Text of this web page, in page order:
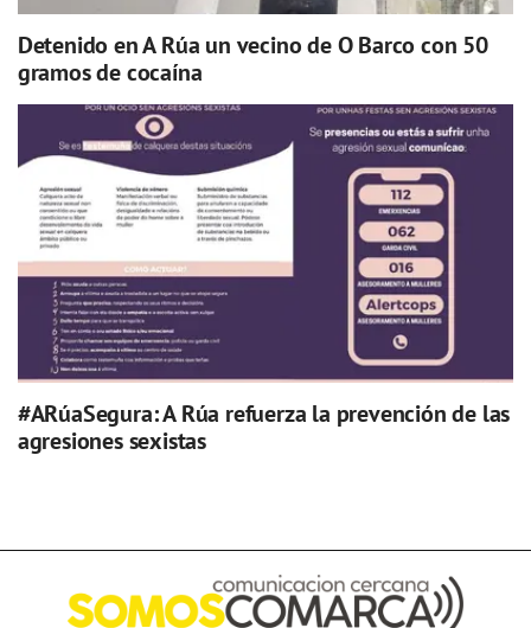
Detenido en A Rúa un vecino de O Barco con 50
gramos de cocaína
#ARúaSegura: A Rúa refuerza la prevención de las
agresiones sexistas